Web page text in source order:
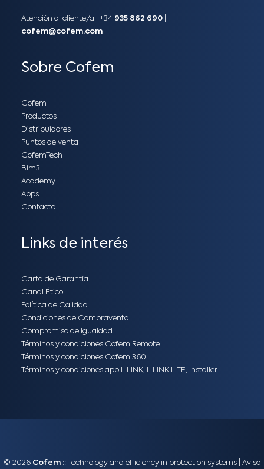
Atención al cliente/a​ | +34 935 862 690
cofem@cofem.com
Sobre Cofem
Cofem
Productos
Distribuidores
Puntos de venta
CofemTech
Bim3
Academy
Apps
Contacto
Links de interés
Carta de Garantía
Canal Ético
Política de Calidad
Condiciones de Compraventa
Compromiso de Igualdad
Términos y condiciones Cofem Remote
Términos y condiciones Cofem 360
Términos y condiciones app I-LINK, I-LINK LITE, Installer
© 2026 Cofem :: Technology and efficiency in protection systems | Aviso